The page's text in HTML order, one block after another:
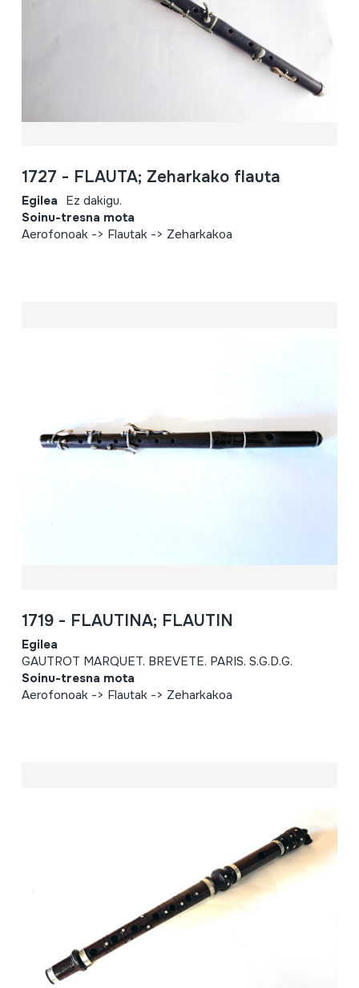
1727 - FLAUTA; Zeharkako flauta
Egilea Ez dakigu.
Soinu-tresna mota
Aerofonoak -> Flautak -> Zeharkakoa
1719 - FLAUTINA; FLAUTIN
Egilea
GAUTROT MARQUET. BREVETE. PARIS. S.G.D.G.
Soinu-tresna mota
Aerofonoak -> Flautak -> Zeharkakoa